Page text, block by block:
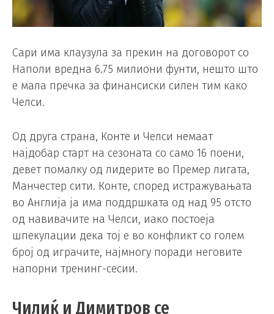
Сари има клаузула за прекин на договорот со
Наполи вредна 6.75 милиони фунти, нешто што
е мала пречка за финансиски силен тим како
Челси.
Од друга страна, Конте и Челси немаат
најдобар старт на сезоната со само 16 поени,
девет помалку од лидерите во Премер лигата,
Манчестер сити. Конте, според истражувањата
во Англија ја има поддршката од над 95 отсто
од навивачите на Челси, иако постоеја
шпекулации дека тој е во конфликт со голем
број од играчите, најмногу поради неговите
напорни тренинг-сесии.
Чилиќ и Димитров се